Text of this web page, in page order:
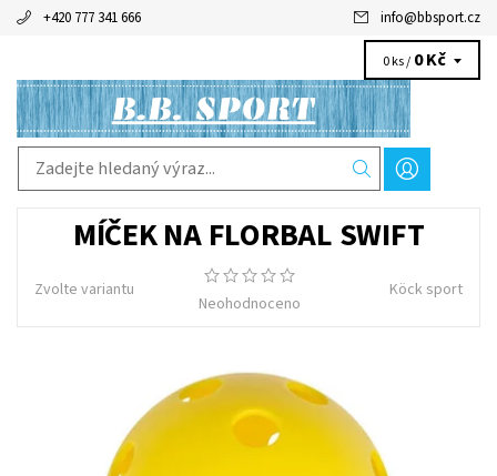
+420 777 341 666 info@bbsport.cz
0 ks / 0 Kč
MÍČEK NA FLORBAL SWIFT
Zvolte variantu
Neohodnoceno
Köck sport